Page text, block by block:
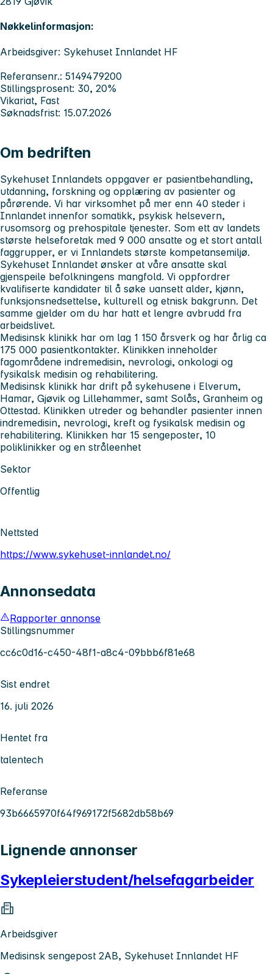
Nøkkelinformasjon:
Arbeidsgiver: Sykehuset Innlandet HF
Referansenr.: 5149479200
Stillingsprosent: 30, 20%
Vikariat, Fast
Søknadsfrist: 15.07.2026
Om bedriften
Sykehuset Innlandets oppgaver er pasientbehandling,
utdanning, forskning og opplæring av pasienter og
pårørende. Vi har virksomhet på mer enn 40 steder i
Innlandet innenfor somatikk, psykisk helsevern,
rusomsorg og prehospitale tjenester. Som ett av landets
største helseforetak med 9 000 ansatte og et stort antall
faggrupper, er vi Innlandets største kompetansemiljø.
Sykehuset Innlandet ønsker at våre ansatte skal
gjenspeile befolkningens mangfold. Vi oppfordrer
kvalifiserte kandidater til å søke uansett alder, kjønn,
funksjonsnedsettelse, kulturell og etnisk bakgrunn. Det
samme gjelder om du har hatt et lengre avbrudd fra
arbeidslivet.
Medisinsk klinikk har om lag 1 150 årsverk og har årlig ca
175 000 pasientkontakter. Klinikken inneholder
fagområdene indremedisin, nevrologi, onkologi og
fysikalsk medisin og rehabilitering.
Medisinsk klinikk har drift på sykehusene i Elverum,
Hamar, Gjøvik og Lillehammer, samt Solås, Granheim og
Ottestad. Klinikken utreder og behandler pasienter innen
indremedisin, nevrologi, kreft og fysikalsk medisin og
rehabilitering. Klinikken har 15 sengeposter, 10
poliklinikker og en stråleenhet
Sektor
Offentlig
Nettsted
https://www.sykehuset-innlandet.no/
Annonsedata
Rapporter annonse
Stillingsnummer
cc6c0d16-c450-48f1-a8c4-09bbb6f81e68
Sist endret
16. juli 2026
Hentet fra
talentech
Referanse
93b6665970f64f969172f5682db58b69
Lignende annonser
Sykepleierstudent/helsefagarbeider
Arbeidsgiver
Medisinsk sengepost 2AB, Sykehuset Innlandet HF